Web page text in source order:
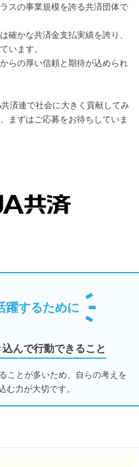
スの事業規模を誇る共済団体で
確かな共済金支払実績を誇り、
います。
らの厚い信頼と期待が込められ
済連で社会に大きく貢献してみ
まずはご応募をお待ちしていま
躍するために
んで行動できること
ことが多いため、自らの考えを
む力が大切です。